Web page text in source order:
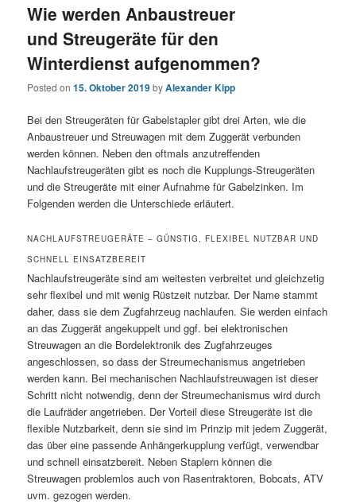
Wie werden Anbaustreuer
und Streugeräte für den
Winterdienst aufgenommen?
Posted on15. Oktober 2019byAlexander Kipp
Bei den Streugeräten für Gabelstapler gibt drei Arten, wie die
Anbaustreuer und Streuwagen mit dem Zuggerät verbunden
werden können. Neben den oftmals anzutreffenden
Nachlaufstreugeräten gibt es noch die Kupplungs-Streugeräten
und die Streugeräte mit einer Aufnahme für Gabelzinken. Im
Folgenden werden die Unterschiede erläutert.
NACHLAUFSTREUGERÄTE – GÜNSTIG, FLEXIBEL NUTZBAR UND
SCHNELL EINSATZBEREIT
Nachlaufstreugeräte sind am weitesten verbreitet und gleichzetig
sehr flexibel und mit wenig Rüstzeit nutzbar. Der Name stammt
daher, dass sie dem Zugfahrzeug nachlaufen. Sie werden einfach
an das Zuggerät angekuppelt und ggf. bei elektronischen
Streuwagen an die Bordelektronik des Zugfahrzeuges
angeschlossen, so dass der Streumechanismus angetrieben
werden kann. Bei mechanischen Nachlaufstreuwagen ist dieser
Schritt nicht notwendig, denn der Streumechanismus wird durch
die Laufräder angetrieben. Der Vorteil diese Streugeräte ist die
flexible Nutzbarkeit, denn sie sind im Prinzip mit jedem Zuggerät,
das über eine passende Anhängerkupplung verfügt, verwendbar
und schnell einsatzbereit. Neben Staplern können die
Streuwagen problemlos auch von Rasentraktoren, Bobcats, ATV
uvm. gezogen werden.